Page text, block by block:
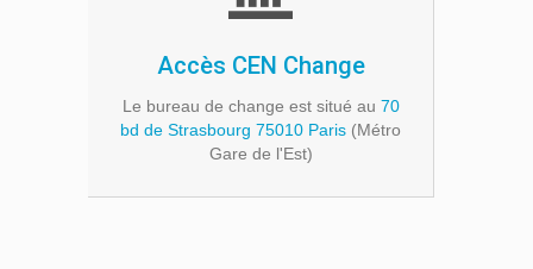
Accès CEN Change
Le bureau de change est situé au 70
bd de Strasbourg 75010 Paris (Métro
Gare de l'Est)